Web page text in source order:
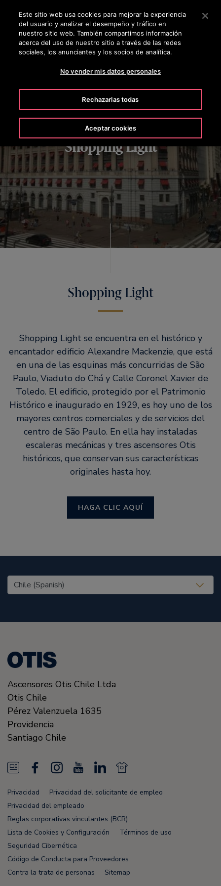
Pulse Intro para saltar al contenido principal
BUSCAR
Shopping Light
Shopping Light
Shopping Light se encuentra en el histórico y
encantador edificio Alexandre Mackenzie, que está
en una de las esquinas más concurridas de São
Paulo, Viaduto do Chá y Calle Coronel Xavier de
Toledo. El edificio, protegido por el Patrimonio
Histórico e inaugurado en 1929, es hoy uno de los
mayores centros comerciales y de servicios del
centro de São Paulo. En ella hay instaladas
escaleras mecánicas y tres ascensores Otis
históricos, que conservan sus características
originales hasta hoy.
HAGA CLIC AQUÍ
United States (EN)
Ascensores Otis Chile Ltda
Otis Chile
Pérez Valenzuela 1635
Providencia
Santiago Chile
N
e
w
s
F
e
e
c
e
b
o
o
I
n
s
t
a
g
r
o
T
u
b
e
L
k
e
d
i
N
e
F
e
e
Privacidad
Privacidad del solicitante de empleo
Privacidad del empleado
Reglas corporativas vinculantes (BCR)
Lista de Cookies y Configuración
Términos de uso
Seguridad Cibernética
Código de Conducta para Proveedores
Contra la trata de personas
Sitemap
Este sitio web usa cookies para mejorar la experiencia
del usuario y analizar el desempeño y tráfico en
nuestro sitio web. También compartimos información
acerca del uso de nuestro sitio a través de las redes
sociales, los anunciantes y los socios de analítica.
No vender mis datos personales
Rechazarlas todas
Aceptar cookies